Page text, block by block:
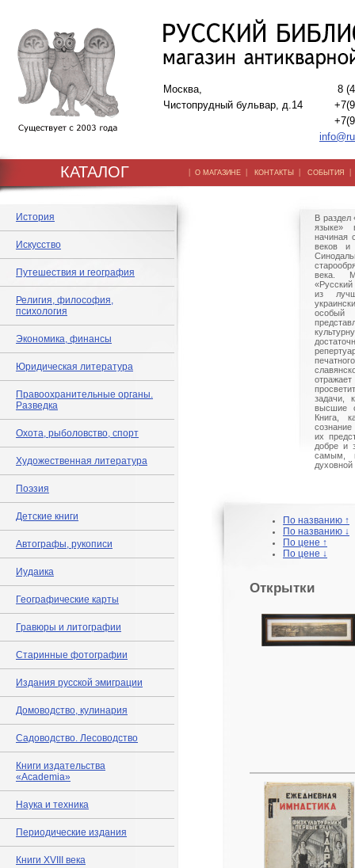
Москва,
Чистопрудный бульвар, д.14
8
КАТАЛОГ | О МАГАЗИНЕ | КОНТАКТЫ | СОБЫТИЯ
История
Искусство
Путешествия и география
Религия, философия,
психология
Экономика, финансы
Юридическая литература
Правоохранительные органы.
Разведка
Охота, рыболовство, спорт
Художественная литература
Поэзия
Детские книги
Автографы, рукописи
Иудаика
Географические карты
Гравюры и литографии
Старинные фотографии
Издания русской эмиграции
Домоводство, кулинария
Садоводство. Лесоводство
Книги издательства
«Academia»
Наука и техника
Периодические издания
Книги XVIII века
В раздел
языке»
начиная
веков и
века.
«Русский
из
особый
задачи,
высшие
Книга,
их
добре и
самым,
духовной
По названию ↑
По названию ↓
По цене ↑
По цене ↓
Открытки